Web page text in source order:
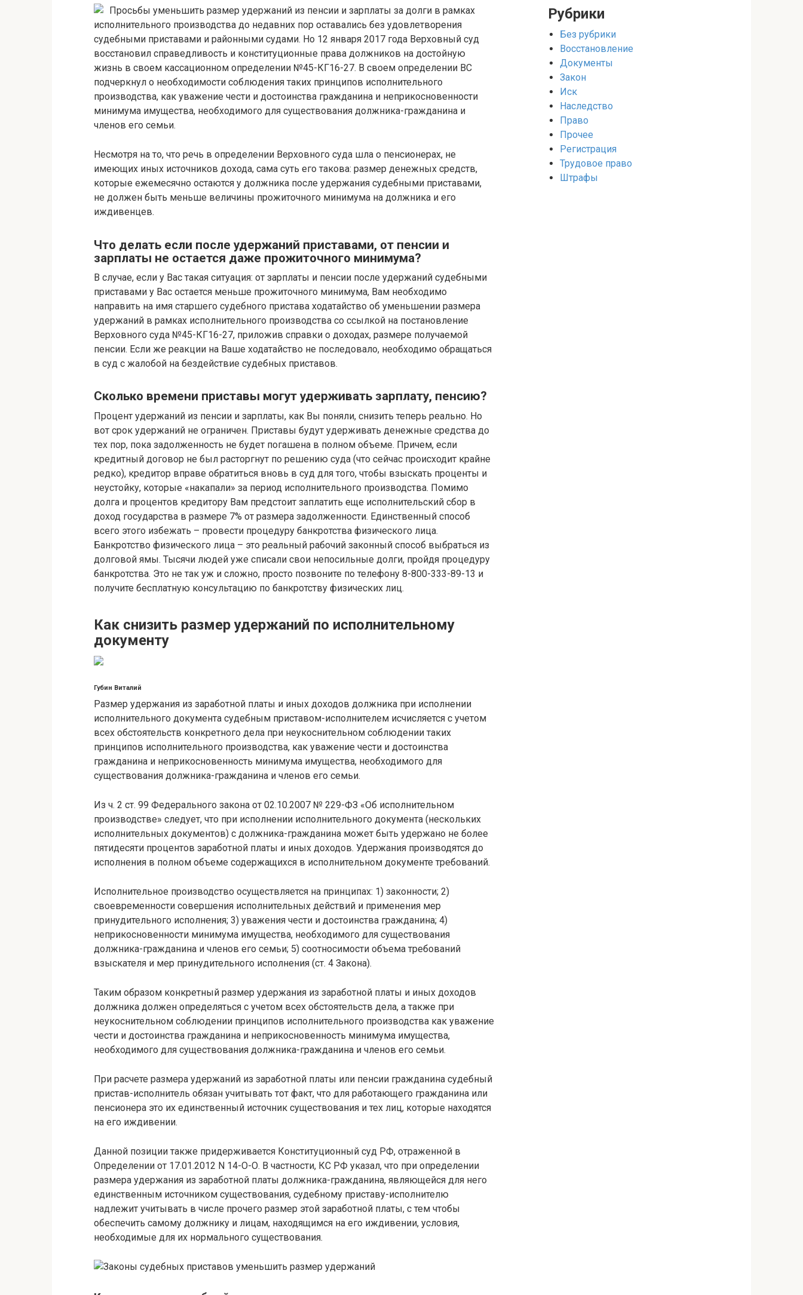
Просьбы уменьшить размер удержаний из пенсии и зарплаты за долги в рамках
исполнительного производства до недавних пор оставались без удовлетворения
судебными приставами и районными судами. Но 12 января 2017 года Верховный суд
восстановил справедливость и конституционные права должников на достойную
жизнь в своем кассационном определении №45-КГ16-27. В своем определении ВС
подчеркнул о необходимости соблюдения таких принципов исполнительного
производства, как уважение чести и достоинства гражданина и неприкосновенности
минимума имущества, необходимого для существования должника-гражданина и
членов его семьи.
Несмотря на то, что речь в определении Верховного суда шла о пенсионерах, не
имеющих иных источников дохода, сама суть его такова: размер денежных средств,
которые ежемесячно остаются у должника после удержания судебными приставами,
не должен быть меньше величины прожиточного минимума на должника и его
иждивенцев.
Что делать если после удержаний приставами, от пенсии и
зарплаты не остается даже прожиточного минимума?
В случае, если у Вас такая ситуация: от зарплаты и пенсии после удержаний судебными
приставами у Вас остается меньше прожиточного минимума, Вам необходимо
направить на имя старшего судебного пристава ходатайство об уменьшении размера
удержаний в рамках исполнительного производства со ссылкой на постановление
Верховного суда №45-КГ16-27, приложив справки о доходах, размере получаемой
пенсии. Если же реакции на Ваше ходатайство не последовало, необходимо обращаться
в суд с жалобой на бездействие судебных приставов.
Сколько времени приставы могут удерживать зарплату, пенсию?
Процент удержаний из пенсии и зарплаты, как Вы поняли, снизить теперь реально. Но
вот срок удержаний не ограничен. Приставы будут удерживать денежные средства до
тех пор, пока задолженность не будет погашена в полном объеме. Причем, если
кредитный договор не был расторгнут по решению суда (что сейчас происходит крайне
редко), кредитор вправе обратиться вновь в суд для того, чтобы взыскать проценты и
неустойку, которые «накапали» за период исполнительного производства. Помимо
долга и процентов кредитору Вам предстоит заплатить еще исполнительский сбор в
доход государства в размере 7% от размера задолженности. Единственный способ
всего этого избежать – провести процедуру банкротства физического лица.
Банкротство физического лица – это реальный рабочий законный способ выбраться из
долговой ямы. Тысячи людей уже списали свои непосильные долги, пройдя процедуру
банкротства. Это не так уж и сложно, просто позвоните по телефону 8-800-333-89-13 и
получите бесплатную консультацию по банкротству физических лиц.
Как снизить размер удержаний по исполнительному
документу
Губин Виталий
Размер удержания из заработной платы и иных доходов должника при исполнении
исполнительного документа судебным приставом-исполнителем исчисляется с учетом
всех обстоятельств конкретного дела при неукоснительном соблюдении таких
принципов исполнительного производства, как уважение чести и достоинства
гражданина и неприкосновенность минимума имущества, необходимого для
существования должника-гражданина и членов его семьи.
Из ч. 2 ст. 99 Федерального закона от 02.10.2007 № 229-ФЗ «Об исполнительном
производстве» следует, что при исполнении исполнительного документа (нескольких
исполнительных документов) с должника-гражданина может быть удержано не более
пятидесяти процентов заработной платы и иных доходов. Удержания производятся до
исполнения в полном объеме содержащихся в исполнительном документе требований.
Исполнительное производство осуществляется на принципах: 1) законности; 2)
своевременности совершения исполнительных действий и применения мер
принудительного исполнения; 3) уважения чести и достоинства гражданина; 4)
неприкосновенности минимума имущества, необходимого для существования
должника-гражданина и членов его семьи; 5) соотносимости объема требований
взыскателя и мер принудительного исполнения (ст. 4 Закона).
Таким образом конкретный размер удержания из заработной платы и иных доходов
должника должен определяться с учетом всех обстоятельств дела, а также при
неукоснительном соблюдении принципов исполнительного производства как уважение
чести и достоинства гражданина и неприкосновенность минимума имущества,
необходимого для существования должника-гражданина и членов его семьи.
При расчете размера удержаний из заработной платы или пенсии гражданина судебный
пристав-исполнитель обязан учитывать тот факт, что для работающего гражданина или
пенсионера это их единственный источник существования и тех лиц, которые находятся
на его иждивении.
Данной позиции также придерживается Конституционный суд РФ, отраженной в
Определении от 17.01.2012 N 14-О-О. В частности, КС РФ указал, что при определении
размера удержания из заработной платы должника-гражданина, являющейся для него
единственным источником существования, судебному приставу-исполнителю
надлежит учитывать в числе прочего размер этой заработной платы, с тем чтобы
обеспечить самому должнику и лицам, находящимся на его иждивении, условия,
необходимые для их нормального существования.
Рубрики
Без рубрики
Восстановление
Документы
Закон
Иск
Наследство
Право
Прочее
Регистрация
Трудовое право
Штрафы